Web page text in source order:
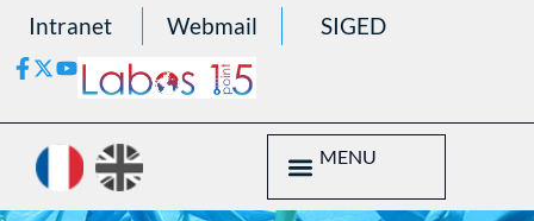
Intranet Webmail SIGED
MENU